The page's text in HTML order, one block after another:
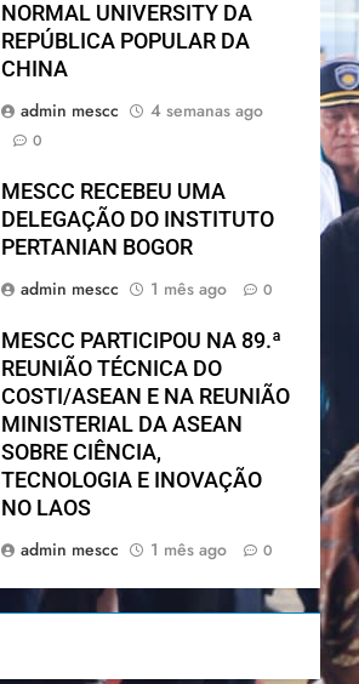
NORMAL UNIVERSITY DA
REPÚBLICA POPULAR DA
CHINA
admin mescc
4 semanas ago
0
MESCC RECEBEU UMA
DELEGAÇÃO DO INSTITUTO
PERTANIAN BOGOR
admin mescc
1 mês ago 0
MESCC PARTICIPOU NA 89.ª
REUNIÃO TÉCNICA DO
COSTI/ASEAN E NA REUNIÃO
MINISTERIAL DA ASEAN
SOBRE CIÊNCIA,
TECNOLOGIA E INOVAÇÃO
NO LAOS
admin mescc
1 mês ago 0